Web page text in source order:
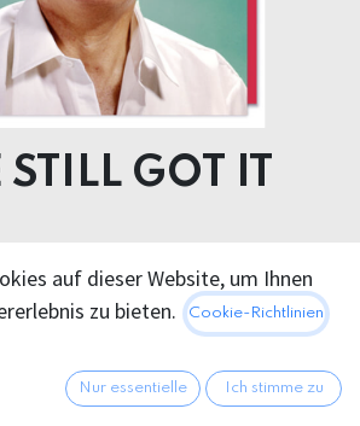
GOT IT
Preise inkl. MwSt.zzgl.
auf dieser Website, um Ihnen
zu bieten.
Cookie-Richtlinien
Nur essentielle Ich stimme zu